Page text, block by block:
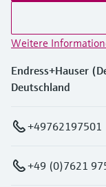
Weitere
Endress+Hauser
Deutschland
+49762197501
+49 (0)7621